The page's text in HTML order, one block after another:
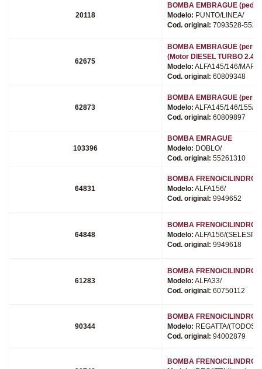
20118
BOMBA EMBRAGUE (pedal)
Modelo: PUNTO/LINEA/
Cod. original: 7093528-
62675
BOMBA EMBRAGUE
(Motor DIESEL TURBO 2.4)
Modelo: ALFA145/146/
Cod. original: 60809348
62873
BOMBA EMBRAGUE
Modelo: ALFA145/146/155/
Cod. original: 60809897
103396
BOMBA EMRAGUE
Modelo: DOBLO/
Cod. original: 55261310
64831
BOMBA FRENO/CILINDRO
Modelo: ALFA156/
Cod. original: 9949652
64848
BOMBA FRENO/CILINDRO
Modelo: ALFA156/
Cod. original: 9949618
61283
BOMBA FRENO/CILINDRO
Modelo: ALFA33/
Cod. original: 60750112
90344
BOMBA FRENO/CILINDRO
Modelo: REGATTA/(TODOS)/
Cod. original: 94002879
BOMBA FRENO/CILINDRO